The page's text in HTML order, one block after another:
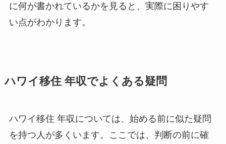
に何が書かれているかを見ると、実際に困りやす
い点がわかります。
ハワイ移住 年収でよくある疑問
ハワイ移住 年収については、始める前に似た疑問
を持つ人が多くいます。ここでは、判断の前に確